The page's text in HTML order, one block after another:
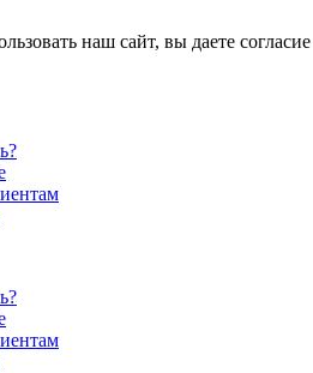
наш сайт, вы даете